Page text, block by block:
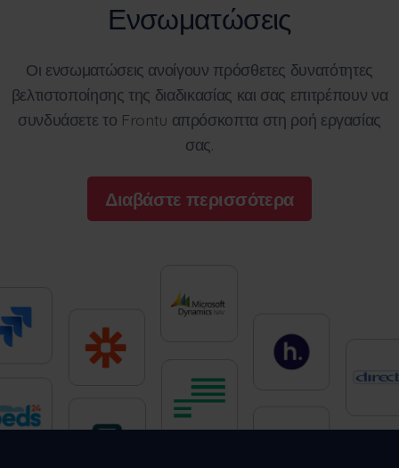
Ενσωματώσεις
Οι ενσωματώσεις ανοίγουν πρόσθετες δυνατότητες
βελτιστοποίησης της διαδικασίας και σας επιτρέπουν να
συνδυάσετε το Frontu απρόσκοπτα στη ροή εργασίας
σας.
Διαβάστε περισσότερα